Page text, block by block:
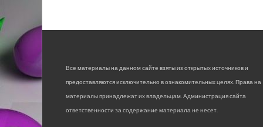
Все материалы на данном сайте взяты из открытых источников и
предоставляются исключительно в ознакомительных целях. Права на
материалы принадлежат их владельцам. Администрация сайта
ответственности за содержание материала не несет.